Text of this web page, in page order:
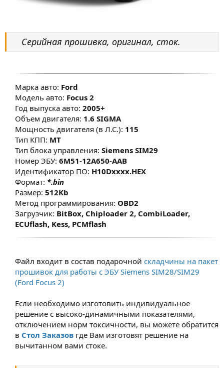
Серийная прошивка, оригинал, сток.
Марка авто: Ford
Модель авто: Focus 2
Год выпуска авто: 2005+
Объем двигателя: 1.6 SIGMA
Мощность двигателя (в Л.С.): 115
Тип КПП: MT
Тип блока управления: Siemens SIM29
Номер ЭБУ: 6M51-12A650-AAB
Идентификатор ПО: H10Dxxxx.HEX
Формат: *.bin
Размер: 512Kb
Метод программирования: OBD2
Загрузчик: BitBox, Chiploader 2, CombiLoader,
ECUflash, Kess, PCMflash
Файл входит в состав подарочной складчины на пакет
прошивок для работы с ЭБУ Siemens SIM28/SIM29
(Ford Focus 2)
Если необходимо изготовить индивидуальное
решение с высоко-динамичными показателями,
отключением норм токсичности, вы можете обратится
в Стол Заказов где Вам изготовят решение на
вычитанном вами стоке.